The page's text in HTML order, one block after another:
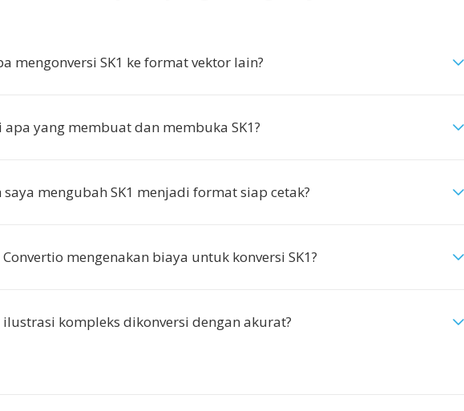
mengonversi SK1 ke format vektor lain?
apa yang membuat dan membuka SK1?
saya mengubah SK1 menjadi format siap cetak?
mengenakan biaya untuk konversi SK1?
kompleks dikonversi dengan akurat?